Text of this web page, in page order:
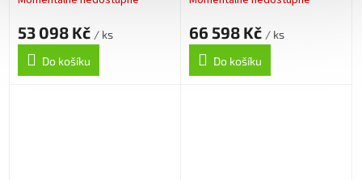
53 098 Kč / ks
Do košíku
66 598 Kč / ks
Do košíku